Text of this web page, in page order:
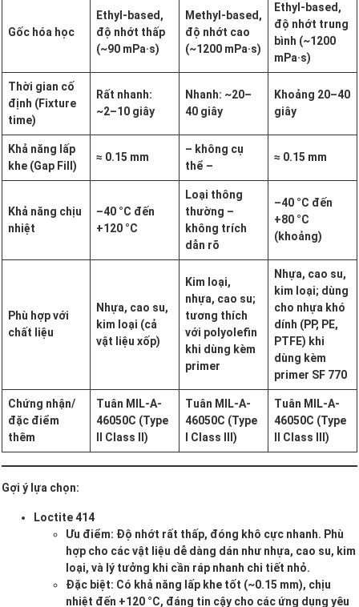
Gốc hóa học
Ethyl-based,
độ nhớt thấp
(~90 mPa·s)
Methyl-based,
độ nhớt cao
(~1200 mPa·s)
Ethyl-based,
độ nhớt trung
bình (~1200
mPa·s)
Thời gian cố
định (Fixture
time)
Rất nhanh:
~2–10 giây
Nhanh: ~20–
40 giây
Khoảng 20–40
giây
Khả năng lấp
khe (Gap Fill)
≈ 0.15 mm
– không cụ
thể –
≈ 0.15 mm
Khả năng chịu
nhiệt
–40 °C đến
+120 °C
Loại thông
thường –
không trích
dẫn rõ
–40 °C đến
+80 °C
(khoảng)
Phù hợp với
chất liệu
Nhựa, cao su,
kim loại (cả
vật liệu xốp)
Kim loại,
nhựa, cao su;
tương thích
với polyolefin
khi dùng kèm
primer
Nhựa, cao su,
kim loại; dùng
cho nhựa khó
dính (PP, PE,
PTFE) khi
dùng kèm
primer SF 770
Chứng nhận/
đặc điểm
thêm
Tuân MIL-A-
46050C (Type
II Class II)
Tuân MIL-A-
46050C (Type
I Class III)
Tuân MIL-A-
46050C (Type
II Class III)
Gợi ý lựa chọn:
Loctite 414
Ưu điểm: Độ nhớt rất thấp, đóng khô cực nhanh. Phù
hợp cho các vật liệu dễ dàng dán như nhựa, cao su, kim
loại, và lý tưởng khi cần ráp nhanh chi tiết nhỏ.
Đặc biệt: Có khả năng lấp khe tốt (~0.15 mm), chịu
nhiệt đến +120 °C, đáng tin cậy cho các ứng dụng yêu